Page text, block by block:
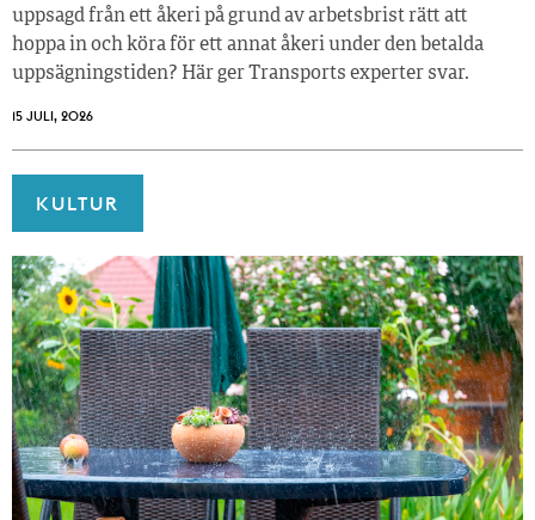
uppsagd från ett åkeri på grund av arbetsbrist rätt att
hoppa in och köra för ett annat åkeri under den betalda
uppsägningstiden? Här ger Transports experter svar.
15 JULI, 2026
KULTUR